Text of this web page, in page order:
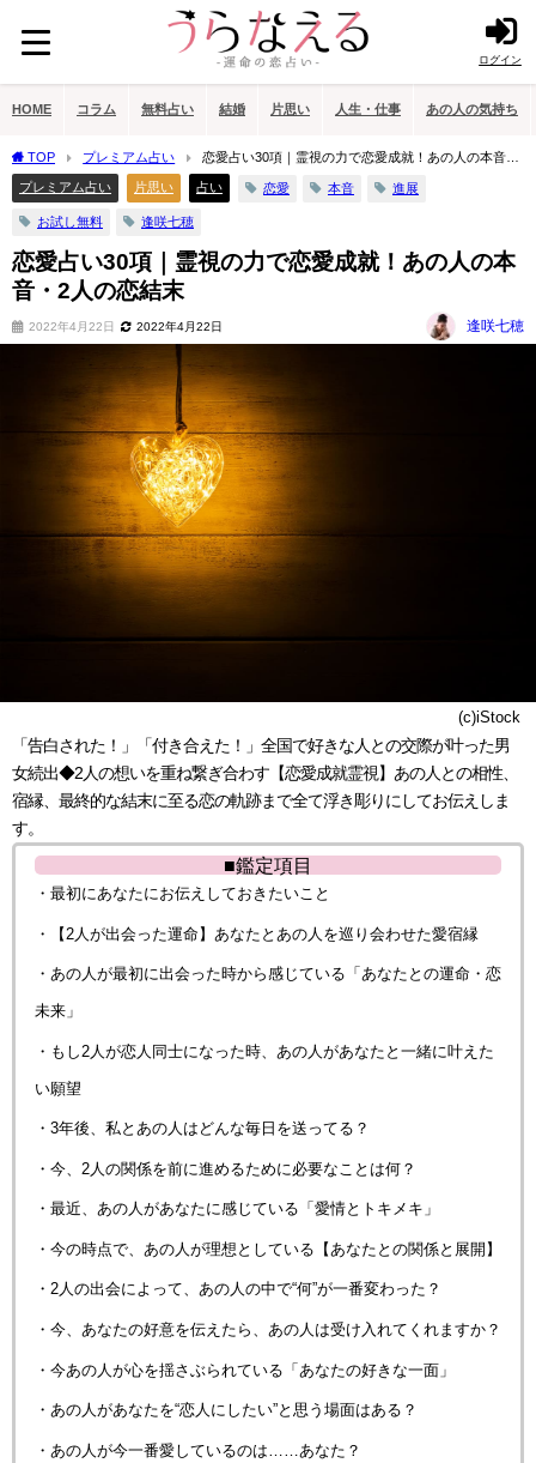
ログイン
HOME コラム 無料占い 結婚 片思い 人生・仕事 あの人の気持ち
TOP プレミアム占い
恋愛占い30項｜霊視の力で恋愛成就！あの人の本音・
2人の恋結末
プレミアム占い 片思い 占い 恋愛 本音 進展
お試し無料 逢咲七穂
恋愛占い30項｜霊視の力で恋愛成就！あの人の本
音・2人の恋結末
2022年4月22日 2022年4月22日 逢咲七穂
(c)iStock
「告白された！」「付き合えた！」全国で好きな人との交際が叶った男
女続出◆2人の想いを重ね繋ぎ合わす【恋愛成就霊視】あの人との相性、
宿縁、最終的な結末に至る恋の軌跡まで全て浮き彫りにしてお伝えしま
す。
■鑑定項目
・最初にあなたにお伝えしておきたいこと
・【2人が出会った運命】あなたとあの人を巡り会わせた愛宿縁
・あの人が最初に出会った時から感じている「あなたとの運命・恋
未来」
・もし2人が恋人同士になった時、あの人があなたと一緒に叶えた
い願望
・3年後、私とあの人はどんな毎日を送ってる？
・今、2人の関係を前に進めるために必要なことは何？
・最近、あの人があなたに感じている「愛情とトキメキ」
・今の時点で、あの人が理想としている【あなたとの関係と展開】
・2人の出会によって、あの人の中で“何”が一番変わった？
・今、あなたの好意を伝えたら、あの人は受け入れてくれますか？
・今あの人が心を揺さぶられている「あなたの好きな一面」
・あの人があなたを“恋人にしたい”と思う場面はある？
・あの人が今一番愛しているのは……あなた？